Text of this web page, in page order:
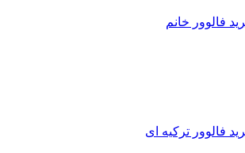
فالوور خانم
فالوور ترکیه ای